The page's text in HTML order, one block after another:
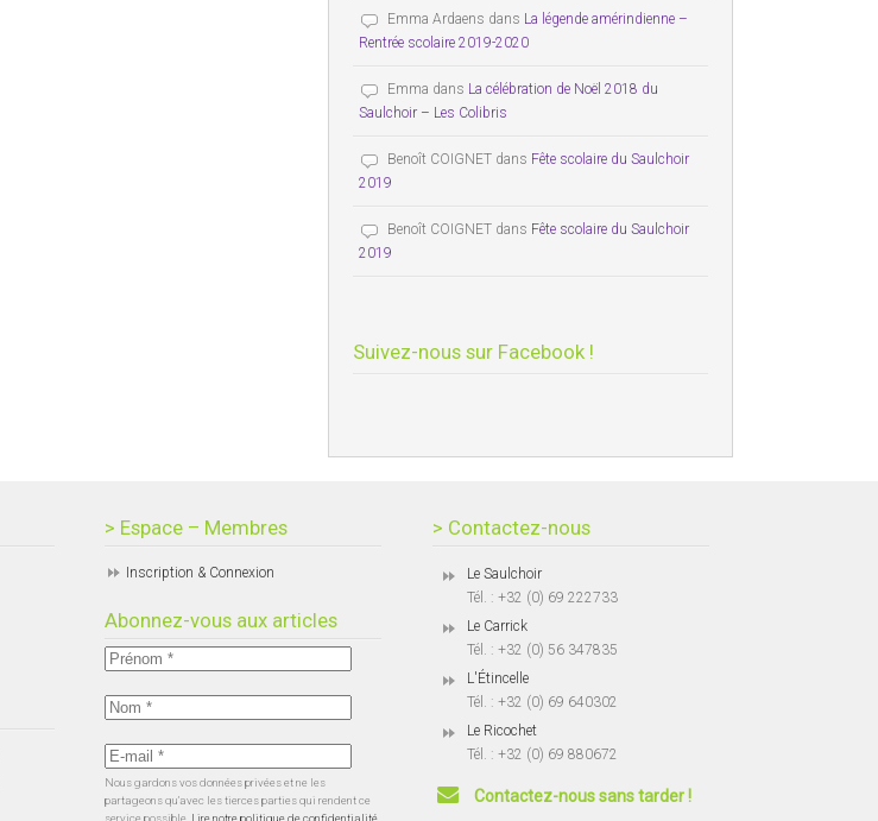
Emma Ardaens dans La légende amérindienne –
Rentrée scolaire 2019-2020
Emma dans La célébration de Noël 2018 du
Saulchoir – Les Colibris
Benoît COIGNET dans Fête scolaire du Saulchoir
2019
Benoît COIGNET dans Fête scolaire du Saulchoir
2019
Suivez-nous sur Facebook !
> Espace – Membres
Inscription & Connexion
Abonnez-vous aux articles
Nous gardons vos données privées et ne les
partageons qu’avec les tierces parties qui rendent ce
service possible. Lire notre politique de confidentialité.
> Contactez-nous
Le Saulchoir
Tél. : +32 (0) 69 222733
Le Carrick
Tél. : +32 (0) 56 347835
L'Étincelle
Tél. : +32 (0) 69 640302
Le Ricochet
Tél. : +32 (0) 69 880672
Contactez-nous sans tarder !